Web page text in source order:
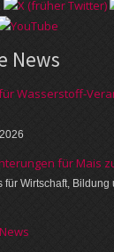
News
Wasserstoff-
für Mais
für Wirtschaft, Bildung